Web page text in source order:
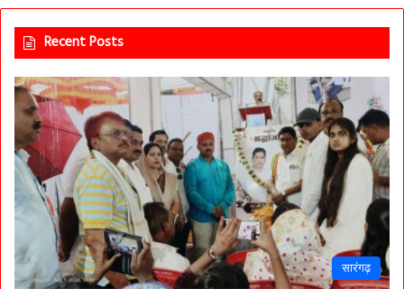
Recent Posts
सारंगढ़